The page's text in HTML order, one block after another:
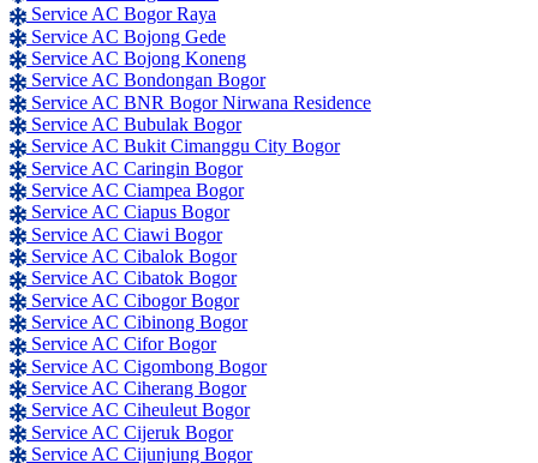
Service AC Bogor Raya
Service AC Bojong Gede
Service AC Bojong Koneng
Service AC Bondongan Bogor
Service AC BNR Bogor Nirwana Residence
Service AC Bubulak Bogor
Service AC Bukit Cimanggu City Bogor
Service AC Caringin Bogor
Service AC Ciampea Bogor
Service AC Ciapus Bogor
Service AC Ciawi Bogor
Service AC Cibalok Bogor
Service AC Cibatok Bogor
Service AC Cibogor Bogor
Service AC Cibinong Bogor
Service AC Cifor Bogor
Service AC Cigombong Bogor
Service AC Ciherang Bogor
Service AC Ciheuleut Bogor
Service AC Cijeruk Bogor
Service AC Cijunjung Bogor